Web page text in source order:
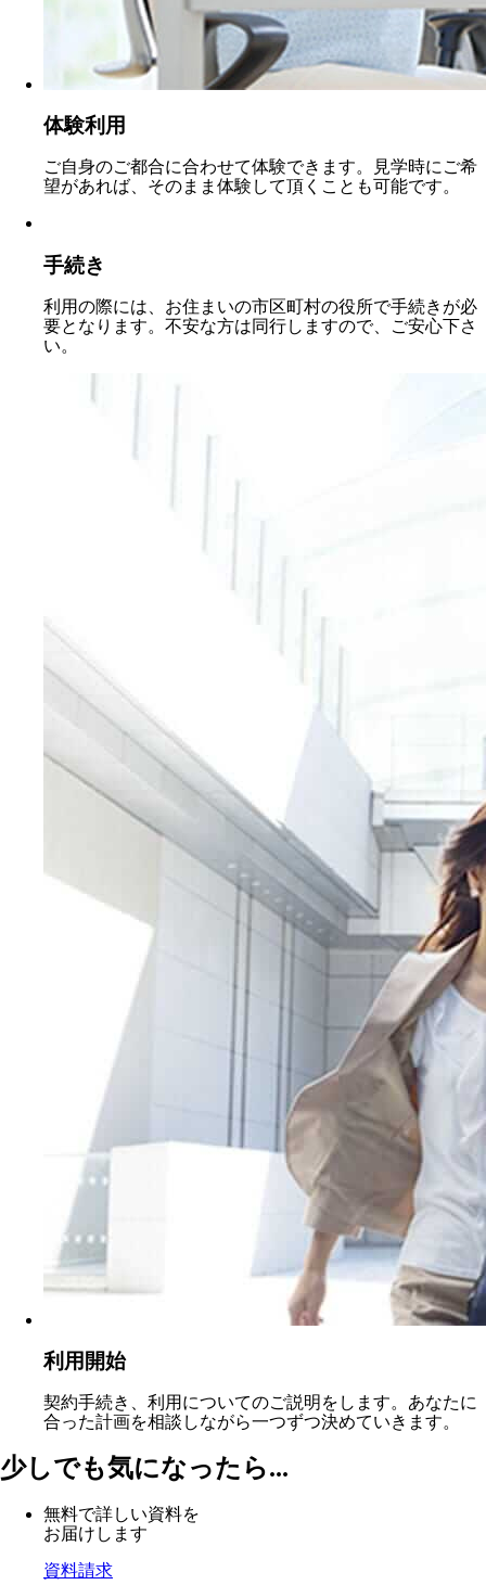
体験利用
ご自身のご都合に合わせて体験できます。見学時にご希
望があれば、そのまま体験して頂くことも可能です。
手続き
利用の際には、お住まいの市区町村の役所で手続きが必
要となります。不安な方は同行しますので、ご安心下さ
い。
利用開始
契約手続き、利用についてのご説明をします。あなたに
合った計画を相談しながら一つずつ決めていきます。
少しでも気になったら...
無料で詳しい資料を
お届けします
資料請求